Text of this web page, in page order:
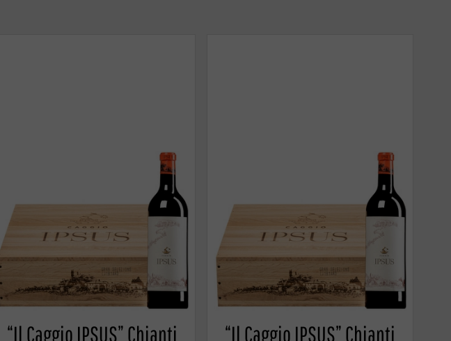
“Il Caggio IPSUS” Chianti “Il Caggio IPSUS” Chianti